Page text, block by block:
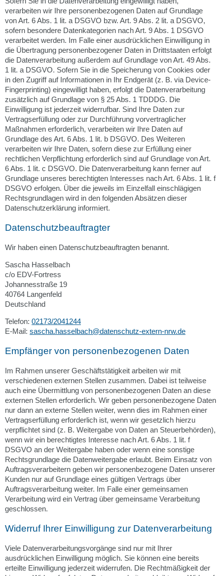
verarbeiten wir Ihre personenbezogenen Daten auf Grundlage
von Art. 6 Abs. 1 lit. a DSGVO bzw. Art. 9 Abs. 2 lit. a DSGVO,
sofern besondere Datenkategorien nach Art. 9 Abs. 1 DSGVO
verarbeitet werden. Im Falle einer ausdrücklichen Einwilligung in
die Übertragung personenbezogener Daten in Drittstaaten erfolgt
die Datenverarbeitung außerdem auf Grundlage von Art. 49 Abs.
1 lit. a DSGVO. Sofern Sie in die Speicherung von Cookies oder
in den Zugriff auf Informationen in Ihr Endgerät (z. B. via Device-
Fingerprinting) eingewilligt haben, erfolgt die Datenverarbeitung
zusätzlich auf Grundlage von § 25 Abs. 1 TDDDG. Die
Einwilligung ist jederzeit widerrufbar. Sind Ihre Daten zur
Vertragserfüllung oder zur Durchführung vorvertraglicher
Maßnahmen erforderlich, verarbeiten wir Ihre Daten auf
Grundlage des Art. 6 Abs. 1 lit. b DSGVO. Des Weiteren
verarbeiten wir Ihre Daten, sofern diese zur Erfüllung einer
rechtlichen Verpflichtung erforderlich sind auf Grundlage von Art.
6 Abs. 1 lit. c DSGVO. Die Datenverarbeitung kann ferner auf
Grundlage unseres berechtigten Interesses nach Art. 6 Abs. 1 lit. f
DSGVO erfolgen. Über die jeweils im Einzelfall einschlägigen
Rechtsgrundlagen wird in den folgenden Absätzen dieser
Datenschutzerklärung informiert.
Datenschutz­beauftragter
Wir haben einen Datenschutzbeauftragten benannt.
Sascha Hasselbach
c/o EDV-Fortress
Johannesstraße 19
40764 Langenfeld
Deutschland
Telefon: 02173/2041244
E-Mail: sascha.hasselbach@datenschutz-extern-nrw.de
Empfänger von personenbezogenen Daten
Im Rahmen unserer Geschäftstätigkeit arbeiten wir mit
verschiedenen externen Stellen zusammen. Dabei ist teilweise
auch eine Übermittlung von personenbezogenen Daten an diese
externen Stellen erforderlich. Wir geben personenbezogene Daten
nur dann an externe Stellen weiter, wenn dies im Rahmen einer
Vertragserfüllung erforderlich ist, wenn wir gesetzlich hierzu
verpflichtet sind (z. B. Weitergabe von Daten an Steuerbehörden),
wenn wir ein berechtigtes Interesse nach Art. 6 Abs. 1 lit. f
DSGVO an der Weitergabe haben oder wenn eine sonstige
Rechtsgrundlage die Datenweitergabe erlaubt. Beim Einsatz von
Auftragsverarbeitern geben wir personenbezogene Daten unserer
Kunden nur auf Grundlage eines gültigen Vertrags über
Auftragsverarbeitung weiter. Im Falle einer gemeinsamen
Verarbeitung wird ein Vertrag über gemeinsame Verarbeitung
geschlossen.
Widerruf Ihrer Einwilligung zur Datenverarbeitung
Viele Datenverarbeitungsvorgänge sind nur mit Ihrer
ausdrücklichen Einwilligung möglich. Sie können eine bereits
erteilte Einwilligung jederzeit widerrufen. Die Rechtmäßigkeit der